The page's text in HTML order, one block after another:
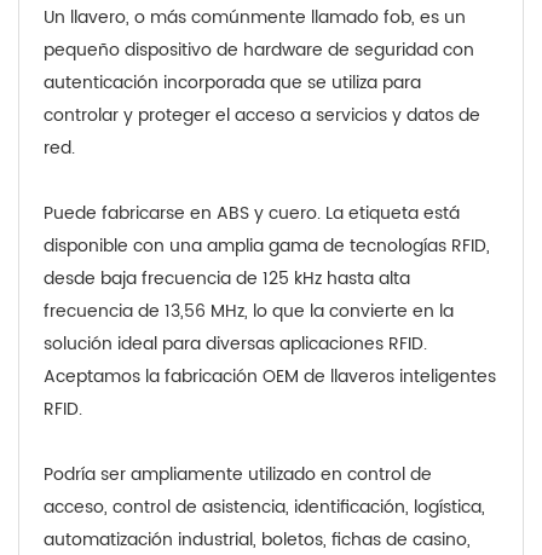
Un llavero, o más comúnmente llamado fob, es un
pequeño dispositivo de hardware de seguridad con
autenticación incorporada que se utiliza para
controlar y proteger el acceso a servicios y datos de
red.
Puede fabricarse en ABS y cuero. La etiqueta está
disponible con una amplia gama de tecnologías RFID,
desde baja frecuencia de 125 kHz hasta alta
frecuencia de 13,56 MHz, lo que la convierte en la
solución ideal para diversas aplicaciones RFID.
Aceptamos la fabricación OEM de llaveros inteligentes
RFID.
Podría ser ampliamente utilizado en control de
acceso, control de asistencia, identificación, logística,
automatización industrial, boletos, fichas de casino,